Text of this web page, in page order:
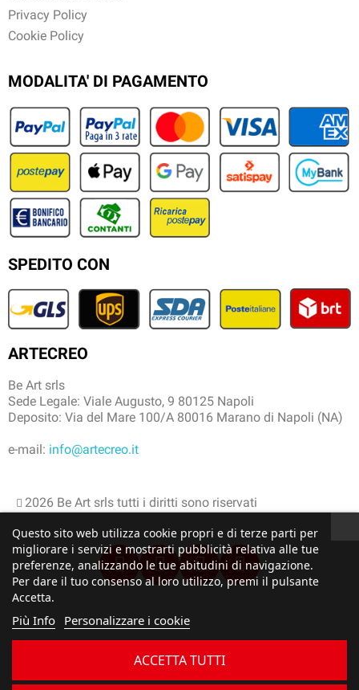
Privacy Policy
Cookie Policy
MODALITA' DI PAGAMENTO
SPEDITO CON
ARTECREO
Be Art srls
Sede Legale: Viale Augusto, 9 80125 Napoli
Deposito: Via del Mare 100/A 80016 Marano di Napoli (NA)
e-mail: info@artecreo.it
2026 Be Art srls tutti i diritti sono riservati
Questo sito web utilizza cookie propri e di terze parti per
migliorare i servizi e mostrarti pubblicità relativa alle tue
preferenze, analizzando le tue abitudini di navigazione.
Per dare il tuo consenso al loro utilizzo, premi il pulsante
Accetta.
Più Info Personalizzare i cookie
ACCETTA TUTTI